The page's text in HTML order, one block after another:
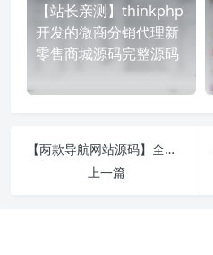
【站长亲测】thinkphp
开发的微商分销代理新
零售商城源码完整源码
【两款导航网站源码】全自动导航+自动收录+自动审核+自动检测友链+批量检测
上一篇